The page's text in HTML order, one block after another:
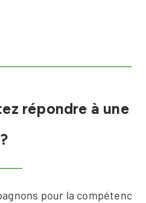
répondre à une
pour la compétence